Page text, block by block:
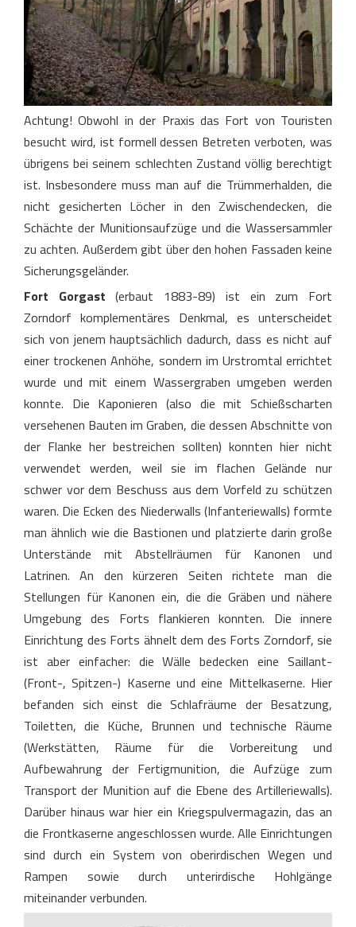
Achtung! Obwohl in der Praxis das Fort von Touristen
besucht wird, ist formell dessen Betreten verboten, was
übrigens bei seinem schlechten Zustand völlig berechtigt
ist. Insbesondere muss man auf die Trümmerhalden, die
nicht gesicherten Löcher in den Zwischendecken, die
Schächte der Munitionsaufzüge und die Wassersammler
zu achten. Außerdem gibt über den hohen Fassaden keine
Sicherungsgeländer.
Fort Gorgast (erbaut 1883-89) ist ein zum Fort
Zorndorf komplementäres Denkmal, es unterscheidet
sich von jenem hauptsächlich dadurch, dass es nicht auf
einer trockenen Anhöhe, sondern im Urstromtal errichtet
wurde und mit einem Wassergraben umgeben werden
konnte. Die Kaponieren (also die mit Schießscharten
versehenen Bauten im Graben, die dessen Abschnitte von
der Flanke her bestreichen sollten) konnten hier nicht
verwendet werden, weil sie im flachen Gelände nur
schwer vor dem Beschuss aus dem Vorfeld zu schützen
waren. Die Ecken des Niederwalls (Infanteriewalls) formte
man ähnlich wie die Bastionen und platzierte darin große
Unterstände mit Abstellräumen für Kanonen und
Latrinen. An den kürzeren Seiten richtete man die
Stellungen für Kanonen ein, die die Gräben und nähere
Umgebung des Forts flankieren konnten. Die innere
Einrichtung des Forts ähnelt dem des Forts Zorndorf, sie
ist aber einfacher: die Wälle bedecken eine Saillant-
(Front-, Spitzen-) Kaserne und eine Mittelkaserne. Hier
befanden sich einst die Schlafräume der Besatzung,
Toiletten, die Küche, Brunnen und technische Räume
(Werkstätten, Räume für die Vorbereitung und
Aufbewahrung der Fertigmunition, die Aufzüge zum
Transport der Munition auf die Ebene des Artilleriewalls).
Darüber hinaus war hier ein Kriegspulvermagazin, das an
die Frontkaserne angeschlossen wurde. Alle Einrichtungen
sind durch ein System von oberirdischen Wegen und
Rampen sowie durch unterirdische Hohlgänge
miteinander verbunden.